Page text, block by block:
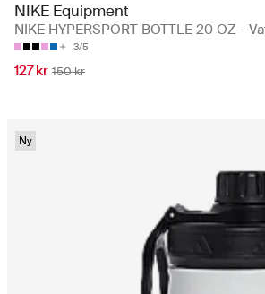
NIKE Equipment
NIKE HYPERSPORT BOTTLE 20 OZ -
3/5
127 kr 150 kr
Ny